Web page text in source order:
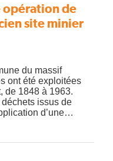
opération de
site minier
du massif
ont été exploitées
de 1848 à 1963.
issus de
d’une…